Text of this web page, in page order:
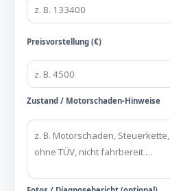
Preisvorstellung (€)
Zustand / Motorschaden-Hinweise